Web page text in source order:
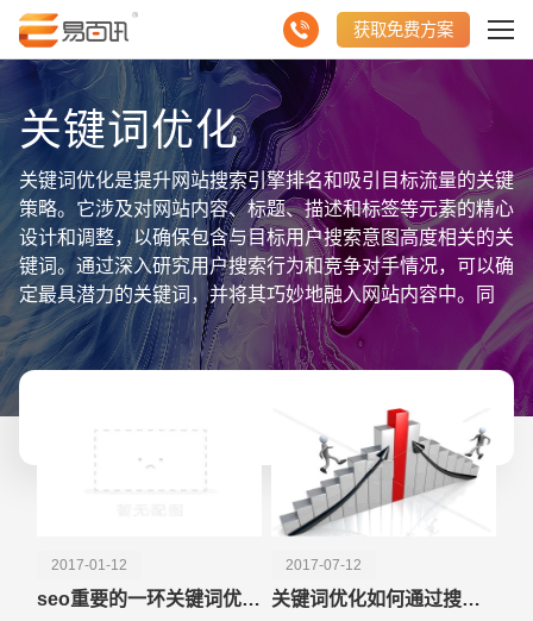
获取免费方案
关键词优化
关键词优化是提升网站搜索引擎排名和吸引目标流量的关键
策略。它涉及对网站内容、标题、描述和标签等元素的精心
设计和调整，以确保包含与目标用户搜索意图高度相关的关
键词。通过深入研究用户搜索行为和竞争对手情况，可以确
定最具潜力的关键词，并将其巧妙地融入网站内容中。同
时，利用聚合数据信息，如关键词搜索量、点击率、转化率
等，可以持续监测和优化关键词策略，以提升网站在搜索引
擎结果页面（SERP）上的表现。此外，关注长尾关键词和
地域性关键词也是提升网站可见性和吸引精准流量的有效方
法。综上所述，关键词优化是一个数据驱动、持续迭代的过
程，通过不断优化，可以显著提升网站的搜索引擎排名和业
务转化率。
2017-01-12
seo重要的一环关键词优化技巧
2017-07-12
关键词优化如何通过搜索引擎来观察